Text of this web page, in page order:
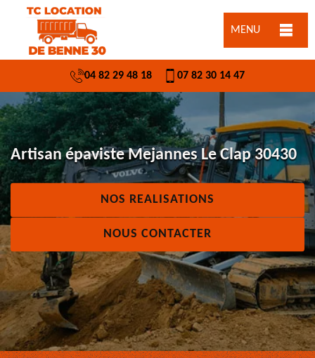
MENU
04 82 29 48 18 07 82 30 14 47
Artisan épaviste Mejannes Le Clap 30430
NOS REALISATIONS
NOUS CONTACTER